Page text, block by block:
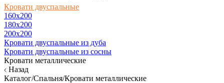
Кровати двуспальные
160х200
180x200
200x200
Кровати двуспальные из дуба
Кровати двуспальные из сосны
Кровати металлические
Назад
Каталог/Спальня/Кровати металлические